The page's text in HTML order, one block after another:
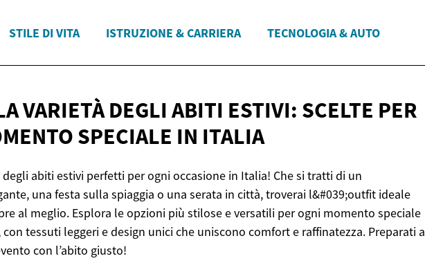
STILE DI VITA ISTRUZIONE & CARRIERA TECNOLOGIA & AUTO
VARIETÀ DEGLI ABITI ESTIVI: SCELTE PER
SPECIALE IN ITALIA
abiti estivi perfetti per ogni occasione in Italia! Che si tratti di un
una festa sulla spiaggia o una serata in città, troverai l&#039;outfit ideale
al meglio. Esplora le opzioni più stilose e versatili per ogni momento speciale
tessuti leggeri e design unici che uniscono comfort e raffinatezza. Preparati a
con l’abito giusto!